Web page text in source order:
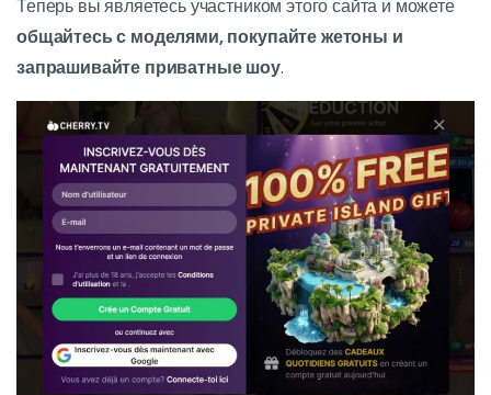
Теперь вы являетесь участником этого сайта и можете
общайтесь с моделями, покупайте жетоны и
запрашивайте приватные шоу.